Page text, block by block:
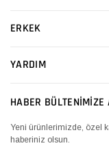
ERKEK
YARDIM
HABER BÜLTENİMİZE
Yeni ürünlerimizde, özel
haberiniz olsun.